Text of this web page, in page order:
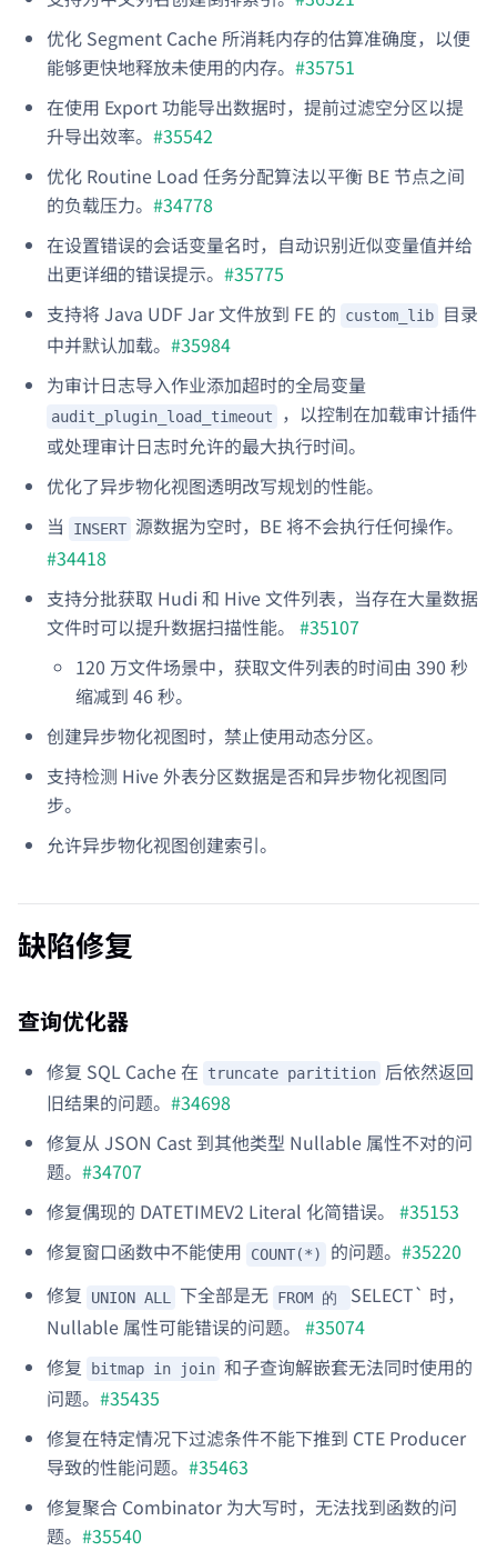
优化 Segment Cache 所消耗内存的估算准确度，以便
能够更快地释放未使用的内存。 #35751
在使用 Export 功能导出数据时，提前过滤空分区以提
升导出效率。 #35542
优化 Routine Load 任务分配算法以平衡 BE 节点之间
的负载压力。 #34778
在设置错误的会话变量名时，自动识别近似变量值并给
出更详细的错误提示。 #35775
支持将 Java UDF Jar 文件放到 FE 的
custom_lib
目录
中并默认加载。 #35984
为审计日志导入作业添加超时的全局变量
audit_plugin_load_timeout
，以控制在加载审计插件
或处理审计日志时允许的最大执行时间。
优化了异步物化视图透明改写规划的性能。
当
INSERT 源数据为空时，BE 将不会执行任何操作。
#34418
支持分批获取 Hudi 和 Hive 文件列表，当存在大量数据
文件时可以提升数据扫描性能。 #35107
120 万文件场景中，获取文件列表的时间由 390 秒
缩减到 46 秒。
创建异步物化视图时，禁止使用动态分区。
支持检测 Hive 外表分区数据是否和异步物化视图同
步。
允许异步物化视图创建索引。
缺陷修复
查询优化器
修复 SQL Cache 在 truncate paritition 后依然返回
旧结果的问题。 #34698
修复从 JSON Cast 到其他类型 Nullable 属性不对的问
题。 #34707
修复偶现的 DATETIMEV2 Literal 化简错误。 #35153
修复窗口函数中不能使用
COUNT(*) 的问题。 #35220
修复
UNION ALL 下全部是无 FROM 的
SELECT` 时，
Nullable 属性可能错误的问题。 #35074
修复
bitmap in join 和子查询解嵌套无法同时使用的
问题。 #35435
修复在特定情况下过滤条件不能下推到 CTE Producer
导致的性能问题。 #35463
修复聚合 Combinator 为大写时，无法找到函数的问
题。 #35540